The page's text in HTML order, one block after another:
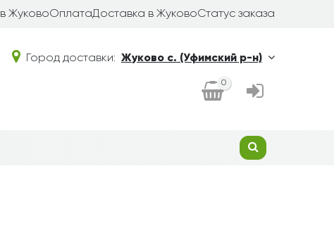
ЖуковоОплатаДоставка в ЖуковоСтатус заказа
Город доставки: Жуково с. (Уфимский р-н)
0